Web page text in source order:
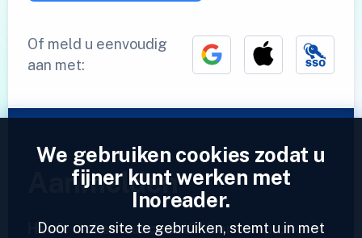
Of meld u eenvoudig
aan met:
Aanmelden
Heeft u al een account?Voer een profiel in
We gebruiken cookies zodat u
fijner kunt werken met
Inoreader.
Door onze site te gebruiken, stemt u in met